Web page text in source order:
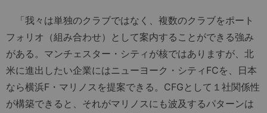
「我々は単独のクラブではなく、複数のクラブをポート
フォリオ（組み合わせ）として案内することができる強み
がある。マンチェスター・シティが核ではありますが、北
米に進出したい企業にはニューヨーク・シティFCを、日本
なら横浜F・マリノスを提案できる。CFGとして１社関係性
が構築できると、それがマリノスにも波及するパターンは